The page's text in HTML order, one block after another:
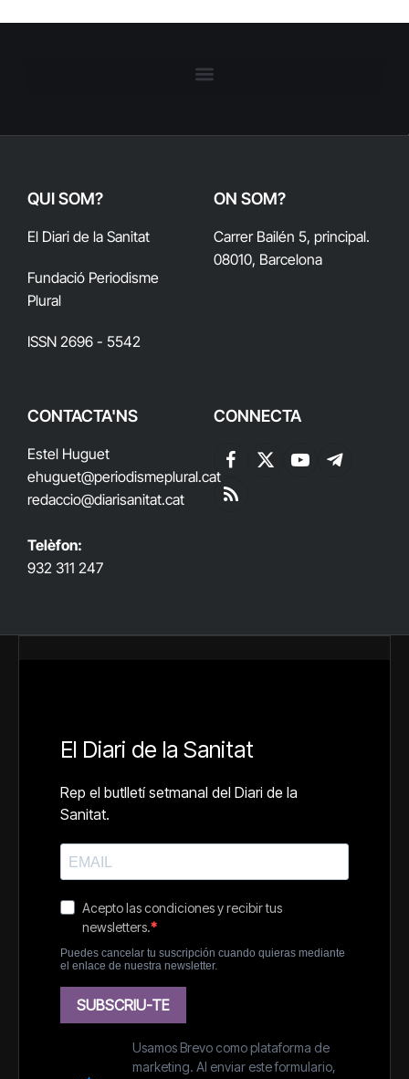
QUI SOM?
El Diari de la Sanitat
Fundació Periodisme
Plural
ISSN 2696 - 5542
ON SOM?
Carrer Bailén 5, principal.
08010, Barcelona
CONTACTA'NS
Estel Huguet
ehuguet@periodismeplural.cat
redaccio@diarisanitat.cat
Telèfon:
932 311 247
CONNECTA
Facebook
X
YouTubeTelegram
RSS